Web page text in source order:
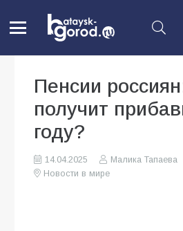
Пенсии
получит
году?
14.04.2025
Малика Тапаева
Новости в мире